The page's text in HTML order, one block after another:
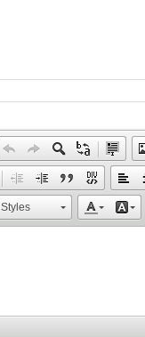
Styles